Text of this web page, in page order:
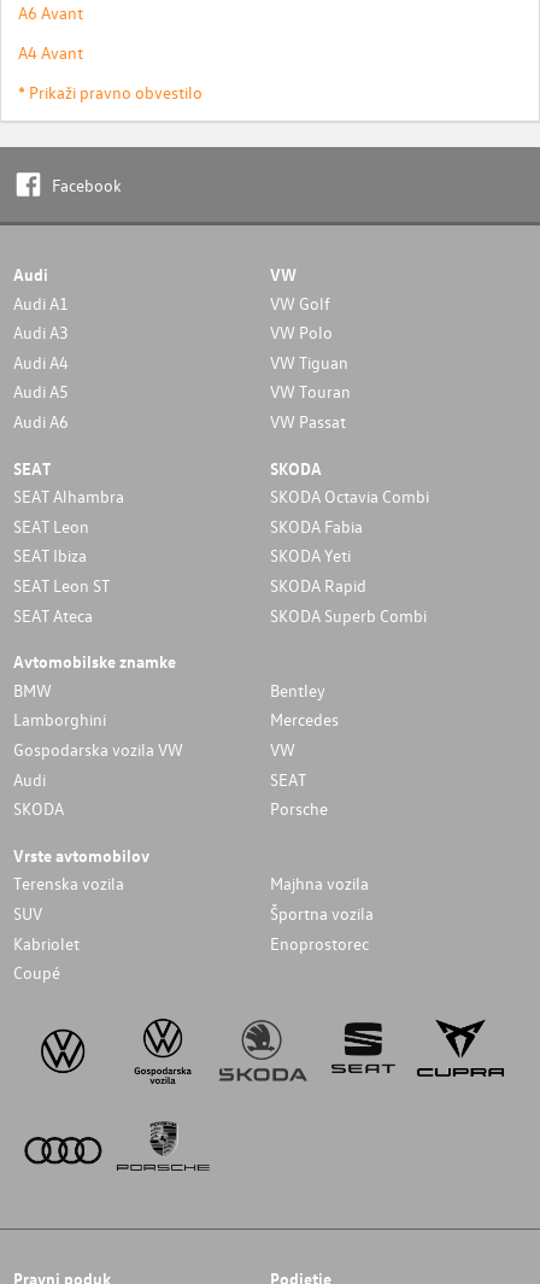
A6 Avant
A4 Avant
* Prikaži pravno obvestilo
Facebook
Audi
Audi A1
Audi A3
Audi A4
Audi A5
Audi A6
VW
VW Golf
VW Polo
VW Tiguan
VW Touran
VW Passat
SEAT
SEAT Alhambra
SEAT Leon
SEAT Ibiza
SEAT Leon ST
SEAT Ateca
SKODA
SKODA Octavia Combi
SKODA Fabia
SKODA Yeti
SKODA Rapid
SKODA Superb Combi
Avtomobilske znamke
BMW
Bentley
Lamborghini
Mercedes
Gospodarska vozila VW
VW
Audi
SEAT
SKODA
Porsche
Vrste avtomobilov
Terenska vozila
Majhna vozila
SUV
Športna vozila
Kabriolet
Enoprostorec
Coupé
Pravni poduk Podjetje